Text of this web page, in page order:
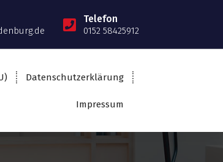
Telefon
0152 58425912
Datenschutzerklärung
Impressum